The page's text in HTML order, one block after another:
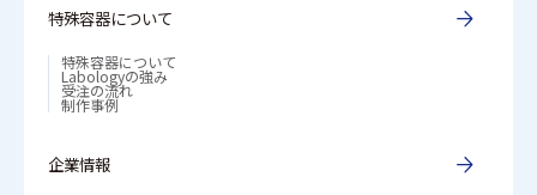
特殊容器について
特殊容器について
Labologyの強み
受注の流れ
制作事例
企業情報